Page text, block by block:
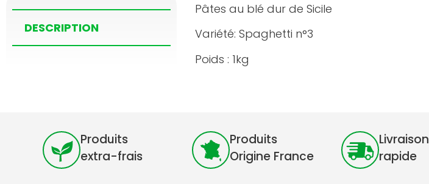
DESCRIPTION
Pâtes au blé dur de Sicile
Variété: Spaghetti n°3
Poids : 1kg
Produits
extra-frais
Produits
Origine France
Livraison
rapide